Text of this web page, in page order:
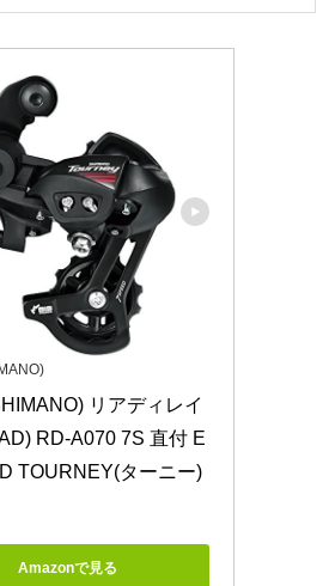
リアディレイ
RD-A070 7S 直付 E
TOURNEY(ターニー)
Amazonで見る